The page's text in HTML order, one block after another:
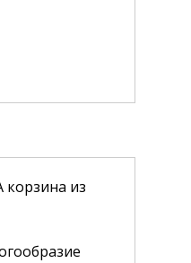
корзина из